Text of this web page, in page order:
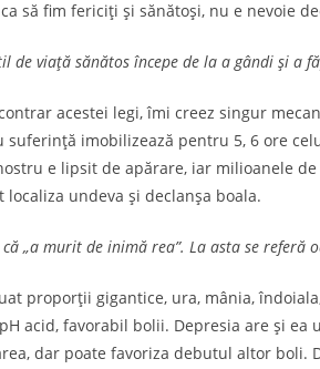
să fim fericiţi şi să­nătoşi, nu e nevoie
de viaţă sănătos începe de la a gândi şi a
acestei legi, îmi creez singur
suferinţă imobilizează pen­tru 5, 6 ore
e lipsit de apă­rare, iar milioanele
localiza un­deva şi declanşa boala.
„a murit de inimă rea”. La asta se referă
proporţii gigantice, ura, mânia,
acid, favorabil bolii. Depresia are şi
dar poate favo­riza debutul altor boli.